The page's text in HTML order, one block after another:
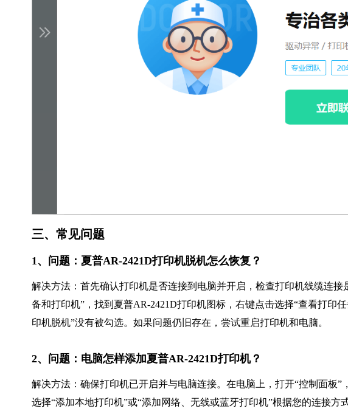
三、常见问题
1、问题：夏普AR-2421D打印机脱机怎么恢复？
解决方法：首先确认打印机是否连接到电脑并开启，检查打印机线缆连
备和打印机”，找到夏普AR-2421D打印机图标，右键点击选择“查看打印
印机脱机”没有被勾选。如果问题仍旧存在，尝试重启打印机和电脑。
2、问题：电脑怎样添加夏普AR-2421D打印机？
解决方法：确保打印机已开启并与电脑连接。在电脑上，打开“控制面板”
选择“添加本地打印机”或“添加网络、无线或蓝牙打印机”根据您的连接